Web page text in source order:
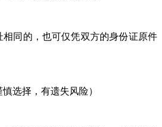
同的，也可仅凭双方的身份证原件
择，有遗失风险）